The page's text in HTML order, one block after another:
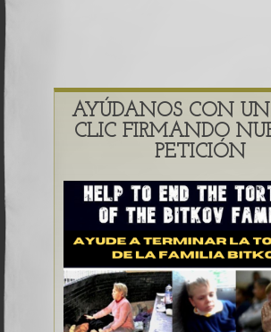
AYÚDANOS CON
CLIC FIRMANDO
PETICIÓN